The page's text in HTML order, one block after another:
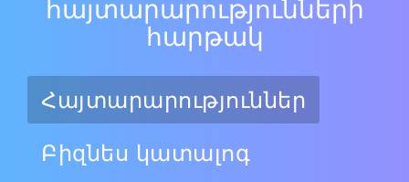
հայտարարությունների
հարթակ
Հայտարարություններ
Բիզնես կատալոգ